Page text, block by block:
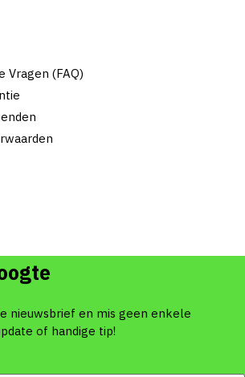
Vragen (FAQ)
nieuwsbrief en mis geen enkele
of handige tip!